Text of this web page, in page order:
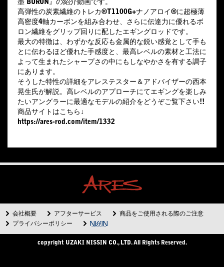
墨 BORON』の紹介動画です。
高弾性の炭素繊維のトレカ®T1100G+ナノアロイ®に超極薄
高密度4軸カーボンを組み合わせ、さらに伝達力に優れるボ
ロン繊維をグリップ回りに配したエギングロッドです。
最大の特徴は、わずかな反応も金属的な鋭い感覚として手も
とに伝わるほど優れた手感度と、最高レベルの素材と工法に
よって生まれたシャープさの中にもしなやかさを有する調子
にあります。
そうした特性の詳細をアレステスター＆アドバイザーの西本
晃生氏が解説。高レベルのアプローチにてエギングを楽しみ
たいアングラーに最適なモデルの紹介をどうぞご覧下さい!!
商品サイトはこちら↓
https://ares-rod.com/item/1332
会社概要 アフターサービス
商品をご使用される際のご注意
プライバシーポリシー
copyright UZAKI NISSIN CO., LTD. All Rights Reserved.